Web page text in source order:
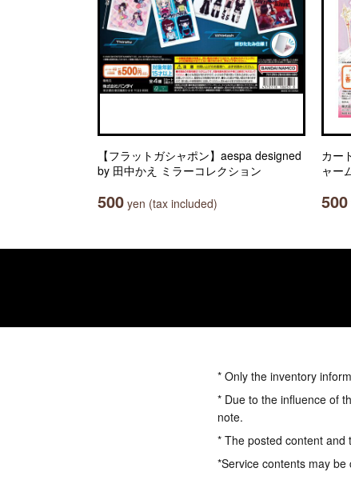
【フラットガシャポン】aespa designed
by 田中かえ ミラーコレクション
500 yen (tax included)
カー
ャー
500
* Only the inventory
* Due to the influence of
note.
* The posted content and
*Service contents may